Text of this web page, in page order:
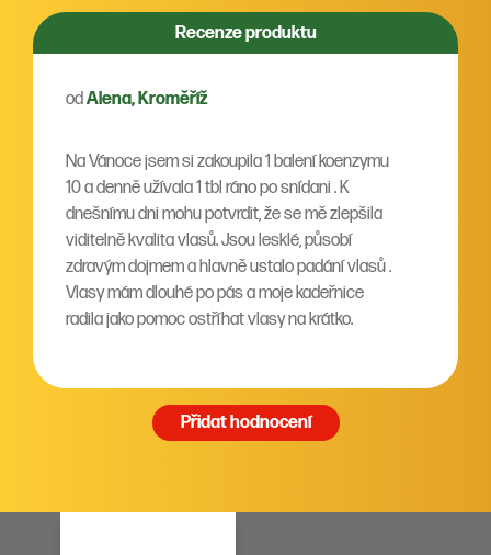
Recenze produktu
odAlena, Kroměříž
Na Vánoce jsem si zakoupila 1 balení koenzymu
10 a denně užívala 1 tbl ráno po snídani . K
dnešnímu dni mohu potvrdit, že se mě zlepšila
viditelně kvalita vlasů. Jsou lesklé, působí
zdravým dojmem a hlavně ustalo padání vlasů .
Vlasy mám dlouhé po pás a moje kadeřnice
radila jako pomoc ostříhat vlasy na krátko.
Přidat hodnocení